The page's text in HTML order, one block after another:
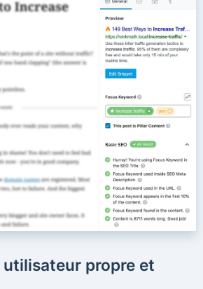
propre et